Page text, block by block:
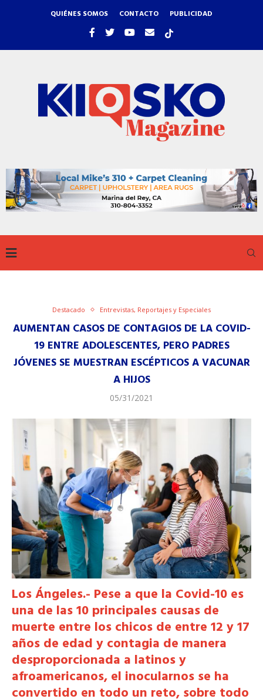
QUIÉNES SOMOS CONTACTO PUBLICIDAD
Destacado Entrevistas, Reportajes y Especiales
AUMENTAN CASOS DE CONTAGIOS DE LA COVID-
19 ENTRE ADOLESCENTES, PERO PADRES
JÓVENES SE MUESTRAN ESCÉPTICOS A VACUNAR
A HIJOS
05/31/2021
Los Ángeles.- Pese a que la Covid-10 es
una de las 10 principales causas de
muerte entre los chicos de entre 12 y 17
años de edad y contagia de manera
desproporcionada a latinos y
afroamericanos, el inocularnos se ha
convertido en todo un reto​, sobre todo